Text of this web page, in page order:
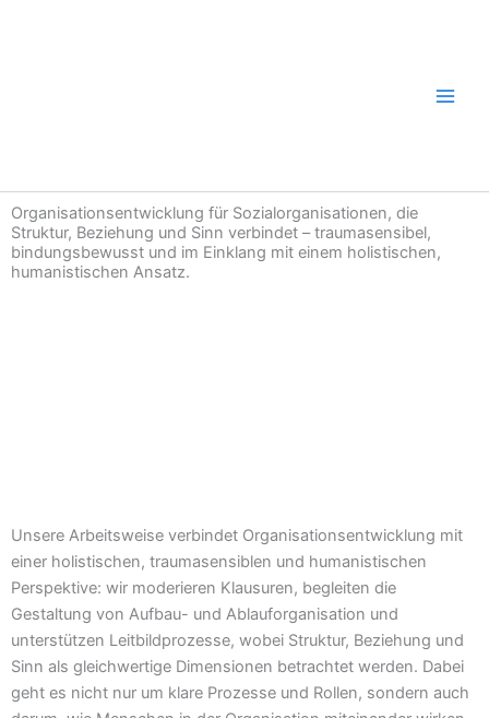
Organisationsentwicklung für Sozialorganisationen, die
Struktur, Beziehung und Sinn verbindet – traumasensibel,
bindungsbewusst und im Einklang mit einem holistischen,
humanistischen Ansatz.
Unsere Arbeitsweise verbindet Organisationsentwicklung mit
einer holistischen, traumasensiblen und humanistischen
Perspektive: wir moderieren Klausuren, begleiten die
Gestaltung von Aufbau- und Ablauforganisation und
unterstützen Leitbildprozesse, wobei Struktur, Beziehung und
Sinn als gleichwertige Dimensionen betrachtet werden. Dabei
geht es nicht nur um klare Prozesse und Rollen, sondern auch